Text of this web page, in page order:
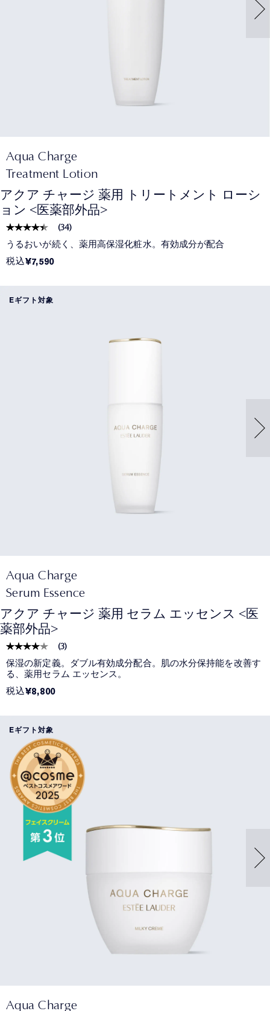
Aqua Charge
Treatment Lotion
アクア チャージ 薬用 トリートメント ローシ
ョン <医薬部外品>
(34)
うるおいが続く、薬用高保湿化粧水。有効成分が配合
税込¥7,590
Eギフト対象
Aqua Charge
Serum Essence
アクア チャージ 薬用 セラム エッセンス <医
薬部外品>
(3)
保湿の新定義。ダブル有効成分配合。肌の水分保持能を改善す
る、薬用セラム エッセンス。
税込¥8,800
Eギフト対象
Aqua Charge